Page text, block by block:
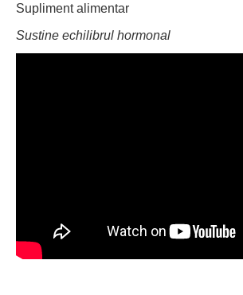
Supliment alimentar
Sustine echilibrul hormonal